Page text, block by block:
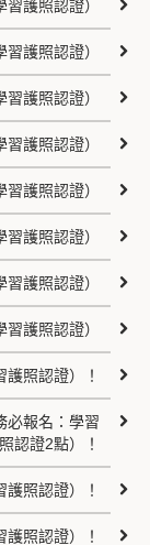
護照認證）
護照認證）
護照認證）
護照認證）
護照認證）
護照認證）
護照認證）
護照認證）
照認證）！
必報名：學習
認證2點）！
照認證）！
照認證）！